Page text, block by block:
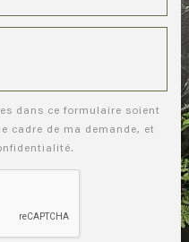
dans ce formulaire soient
cadre de ma demande, et